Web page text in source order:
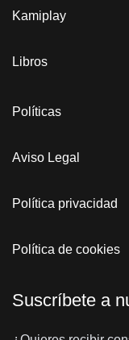
Kamiplay
Libros
Políticas
Aviso Legal
Política privacidad
Política de cookies
Suscríbete a